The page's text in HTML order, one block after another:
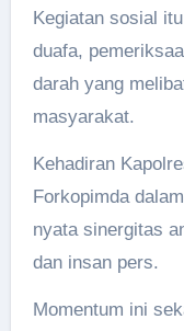
Kegiatan sosial
duafa,
darah yang
masyarakat.
Kehadiran
Forkopimda
nyata sinergitas
dan insan pers.
Momentum ini